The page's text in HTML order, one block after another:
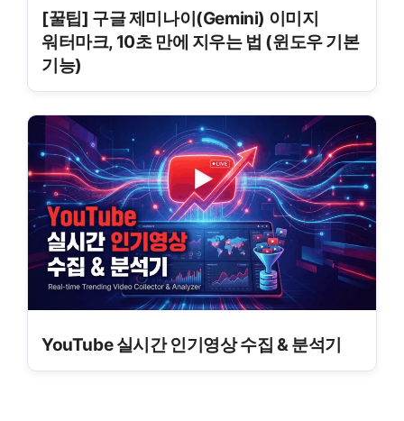
[꿀팁] 구글 제미나이(Gemini) 이미지
워터마크, 10초 만에 지우는 법 (윈도우 기본
기능)
YouTube 실시간 인기영상 수집 & 분석기